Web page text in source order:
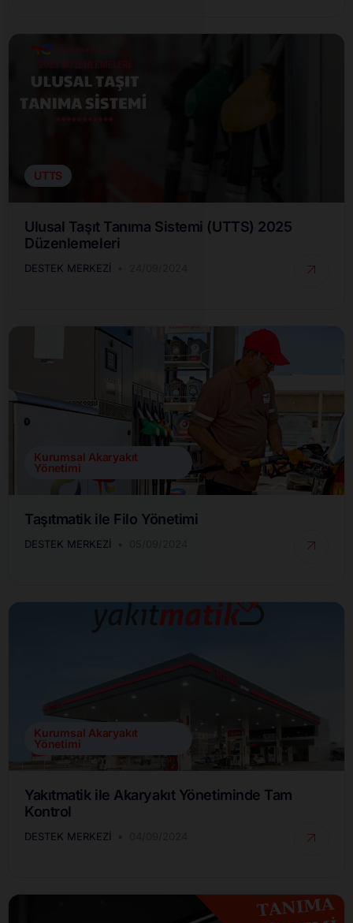
UTTS
Ulusal Taşıt Tanıma Sistemi (UTTS) 2025
Düzenlemeleri
DESTEK MERKEZI
Kurumsal Akaryakıt
Yönetimi
Taşıtmatik ile Filo Yönetimi
DESTEK MERKEZI
Kurumsal Akaryakıt
Yönetimi
Yakıtmatik ile Akaryakıt Yönetiminde Tam
Kontrol
DESTEK MERKEZI